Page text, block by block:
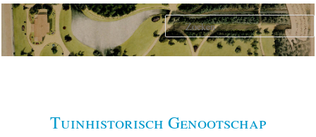
Spring
naar
primaire
Tuinhistorisch Genootschap